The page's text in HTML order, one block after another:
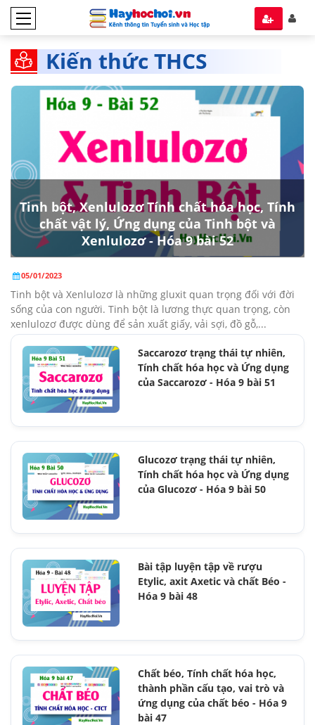
Kiến thức THCS
Tinh bột, Xenlulozơ Tính chất hóa học, Tính
chất vật lý, Ứng dụng của Tinh bột và
Xenlulozơ - Hóa 9 bài 52
05/01/2023
Tinh bột và Xenlulozơ là những gluxit quan trọng đối với đời
sống của con người. Tinh bột là lương thực quan trọng, còn
xenlulozơ được dùng để sản xuất giấy, vải sợi, đồ gỗ,...
Saccarozơ trạng thái tự nhiên,
Tính chất hóa học và Ứng dụng
của Saccarozơ - Hóa 9 bài 51
Glucozơ trạng thái tự nhiên,
Tính chất hóa học và Ứng dụng
của Glucozơ - Hóa 9 bài 50
Bài tập luyện tập về rượu
Etylic, axit Axetic và chất Béo -
Hóa 9 bài 48
Chất béo, Tính chất hóa học,
thành phần cấu tạo, vai trò và
ứng dụng của chất béo - Hóa 9
bài 47